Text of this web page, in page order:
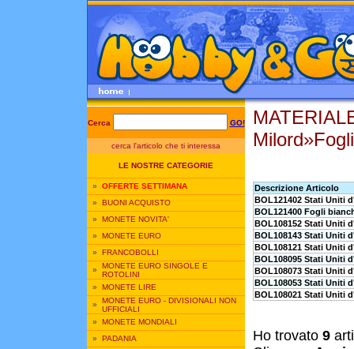
Cerca GO!
cerca l'articolo che ti interessa
LE NOSTRE CATEGORIE
» OFFERTE SETTIMANA
» BUONI ACQUISTO
» MONETE NOVITA'
» MONETE EURO
» FRANCOBOLLI
» MONETE EURO SINGOLE E
ROTOLINI
» MONETE LIRE
» MONETE EURO - DIVISIONALI NON
UFFICIALI
» MONETE MONDIALI
» PADANIA
Descrizione Articolo
BOL121402 Stati Uniti
BOL121400 Fogli
BOL108152 Stati Uniti
BOL108143 Stati Uniti
BOL108121 Stati Uniti
BOL108095 Stati Uniti
BOL108073 Stati Uniti
BOL108053 Stati Uniti
BOL108021 Stati Uniti
Ho trovato 9